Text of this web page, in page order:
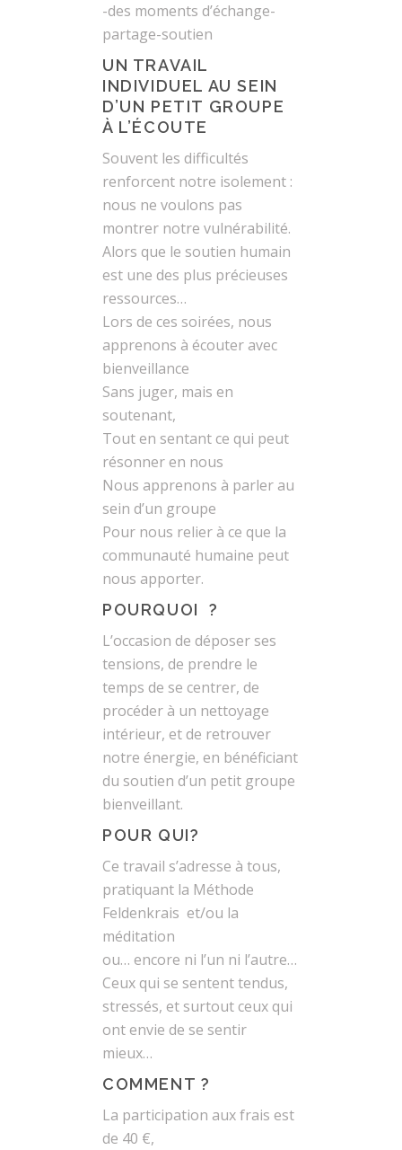
-des moments d’échange-
partage-soutien
UN TRAVAIL
INDIVIDUEL AU SEIN
D’UN PETIT GROUPE
À L’ÉCOUTE
Souvent les difficultés
renforcent notre isolement :
nous ne voulons pas
montrer notre vulnérabilité.
Alors que le soutien humain
est une des plus précieuses
ressources…
Lors de ces soirées, nous
apprenons à écouter avec
bienveillance
Sans juger, mais en
soutenant,
Tout en sentant ce qui peut
résonner en nous
Nous apprenons à parler au
sein d’un groupe
Pour nous relier à ce que la
communauté humaine peut
nous apporter.
POURQUOI ?
L’occasion de déposer ses
tensions, de prendre le
temps de se centrer, de
procéder à un nettoyage
intérieur, et de retrouver
notre énergie, en bénéficiant
du soutien d’un petit groupe
bienveillant.
POUR QUI?
Ce travail s’adresse à tous,
pratiquant la Méthode
Feldenkrais et/ou la
méditation
ou… encore ni l’un ni l’autre…
Ceux qui se sentent tendus,
stressés, et surtout ceux qui
ont envie de se sentir
mieux…
COMMENT ?
La participation aux frais est
de 40 €,